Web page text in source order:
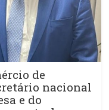
de
nacional
e do